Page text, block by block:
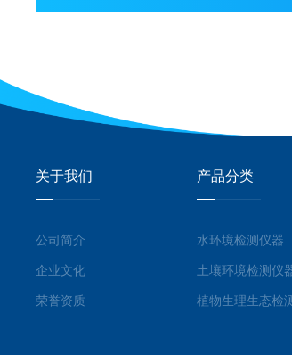
关于我们
公司简介
企业文化
荣誉资质
产品分类
水环境检测仪器
土壤环境检测仪
植物生理生态检